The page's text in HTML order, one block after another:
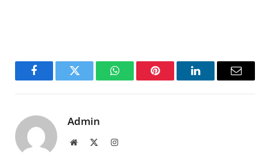
FacebookTwitter WhatsAppPinterest LinkedInEmail
Admin
Website Instagram